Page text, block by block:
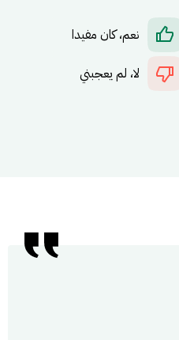
نعم، كان مفيدا
لا، لم يعجبني